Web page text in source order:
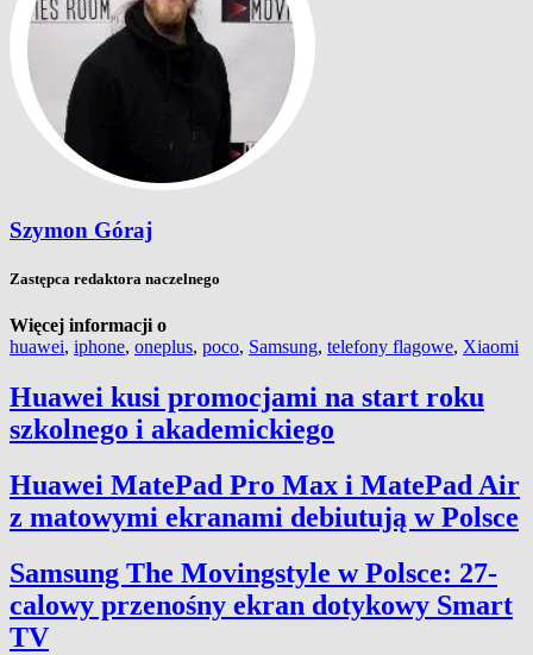
Szymon Góraj
Zastępca redaktora naczelnego
Więcej informacji o
huawei, iphone, oneplus, poco, Samsung, telefony flagowe, Xiaomi
Huawei kusi promocjami na start roku
szkolnego i akademickiego
Huawei MatePad Pro Max i MatePad Air
z matowymi ekranami debiutują w Polsce
Samsung The Movingstyle w Polsce: 27-
calowy przenośny ekran dotykowy Smart
TV